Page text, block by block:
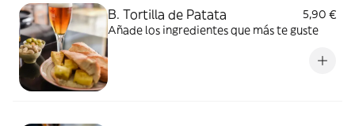
B. Tortilla de Patata
5,90 €
Añade los ingredientes que más te guste